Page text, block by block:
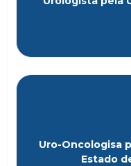
Uro-Oncologisa
Estado